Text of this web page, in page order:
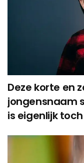
Deze korte en
jongensnaam
is eigenlijk